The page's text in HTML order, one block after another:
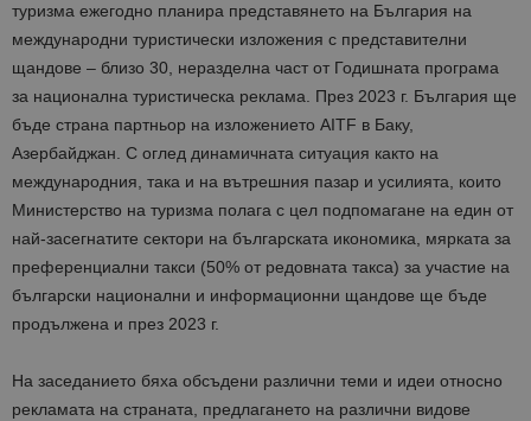
туризма ежегодно планира представянето на България на
международни туристически изложения с представителни
щандове – близо 30, неразделна част от Годишната програма
за национална туристическа реклама. През 2023 г. България ще
бъде страна партньор на изложението AITF в Баку,
Азербайджан. С оглед динамичната ситуация както на
международния, така и на вътрешния пазар и усилията, които
Министерство на туризма полага с цел подпомагане на един от
най-засегнатите сектори на българската икономика, мярката за
преференциални такси (50% от редовната такса) за участие на
български национални и информационни щандове ще бъде
продължена и през 2023 г.
На заседанието бяха обсъдени различни теми и идеи относно
рекламата на страната, предлагането на различни видове